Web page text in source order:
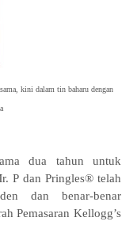
kini dalam tin baharu dengan
dua tahun untuk
P dan Pringles® telah
dan benar-benar
Pemasaran Kellogg’s